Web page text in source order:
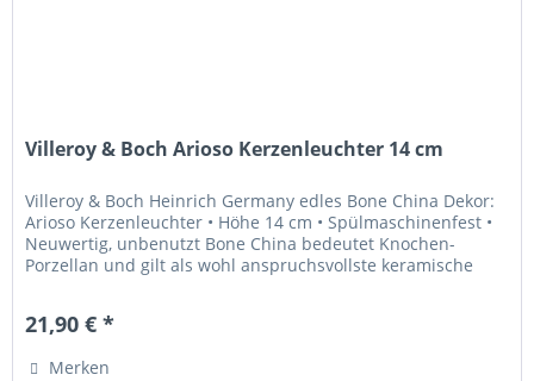
Villeroy & Boch Arioso Kerzenleuchter 14 cm
Villeroy & Boch Heinrich Germany edles Bone China Dekor:
Arioso Kerzenleuchter • Höhe 14 cm • Spülmaschinenfest •
Neuwertig, unbenutzt Bone China bedeutet Knochen-
Porzellan und gilt als wohl anspruchsvollste keramische
21,90 € *
Merken